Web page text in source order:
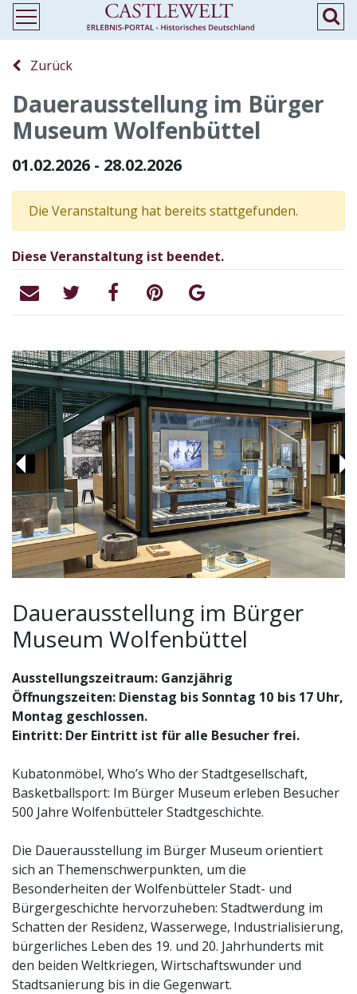
Zurück
Dauerausstellung im Bürger
Museum Wolfenbüttel
01.02.2026 - 28.02.2026
Die Veranstaltung hat bereits stattgefunden.
Diese Veranstaltung ist beendet.
Wolfenbüttel
Previous
Dauerausstellung im Bürger
Museum Wolfenbüttel
Ausstellungszeitraum: Ganzjährig
Öffnungszeiten: Dienstag bis Sonntag 10 bis 17 Uhr,
Montag geschlossen.
Eintritt: Der Eintritt ist für alle Besucher frei.
Kubatonmöbel, Who’s Who der Stadtgesellschaft,
Basketballsport: Im Bürger Museum erleben Besucher
500 Jahre Wolfenbütteler Stadtgeschichte.
Die Dauerausstellung im Bürger Museum orientiert
sich an Themenschwerpunkten, um die
Besonderheiten der Wolfenbütteler Stadt- und
Bürgergeschichte hervorzuheben: Stadtwerdung im
Schatten der Residenz, Wasserwege, Industrialisierung,
bürgerliches Leben des 19. und 20. Jahrhunderts mit
den beiden Weltkriegen, Wirtschaftswunder und
Stadtsanierung bis in die Gegenwart.